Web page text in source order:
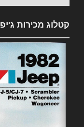
קטלוג מכירות ג'יפ 1982